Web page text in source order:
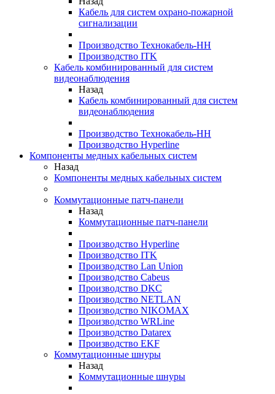
Кабель для систем охрано-пожарной
сигнализации
Производство Технокабель-НН
Производство ITK
Кабель комбинированный для систем
видеонаблюдения
Назад
Кабель комбинированный для систем
видеонаблюдения
Производство Технокабель-НН
Производство Hyperline
Компоненты медных кабельных систем
Назад
Компоненты медных кабельных систем
Коммутационные патч-панели
Назад
Коммутационные патч-панели
Производство Hyperline
Производство ITK
Производство Lan Union
Производство Cabeus
Производство DKC
Производство NETLAN
Производство NIKOMAX
Производство WRLine
Производство Datarex
Производство EKF
Коммутационные шнуры
Назад
Коммутационные шнуры